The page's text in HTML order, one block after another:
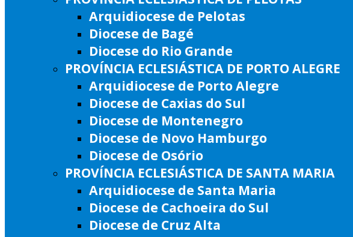
Arquidiocese de Pelotas
Diocese de Bagé
Diocese do Rio Grande
PROVÍNCIA ECLESIÁSTICA DE PORTO ALEGRE
Arquidiocese de Porto Alegre
Diocese de Caxias do Sul
Diocese de Montenegro
Diocese de Novo Hamburgo
Diocese de Osório
PROVÍNCIA ECLESIÁSTICA DE SANTA MARIA
Arquidiocese de Santa Maria
Diocese de Cachoeira do Sul
Diocese de Cruz Alta